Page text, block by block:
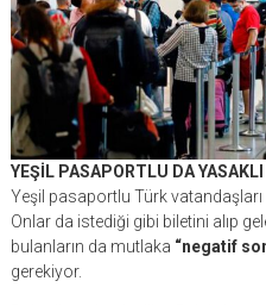
YEŞİL PASAPORTLU DA YASAKLI
Yeşil pasaportlu Türk
Onlar da istediği gibi biletini alıp
bulanların da mutlaka “negatif
gerekiyor.